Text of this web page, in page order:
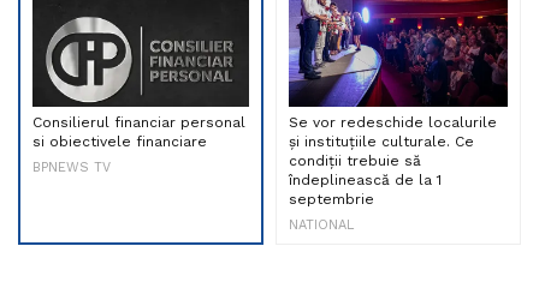
Consilierul financiar personal
si obiectivele financiare
BPNEWS TV
Se vor redeschide localurile
și instituțiile culturale. Ce
condiții trebuie să
îndeplinească de la 1
septembrie
NATIONAL